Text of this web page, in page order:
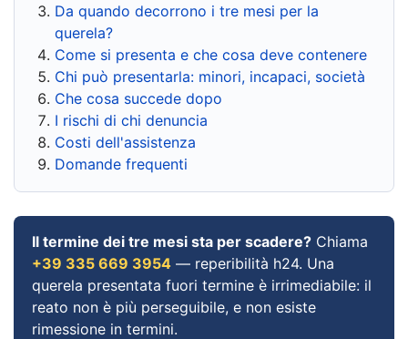
Da quando decorrono i tre mesi per la
querela?
Come si presenta e che cosa deve contenere
Chi può presentarla: minori, incapaci, società
Che cosa succede dopo
I rischi di chi denuncia
Costi dell'assistenza
Domande frequenti
Il termine dei tre mesi sta per scadere? Chiama
+39 335 669 3954 — reperibilità h24. Una
querela presentata fuori termine è irrimediabile: il
reato non è più perseguibile, e non esiste
rimessione in termini.